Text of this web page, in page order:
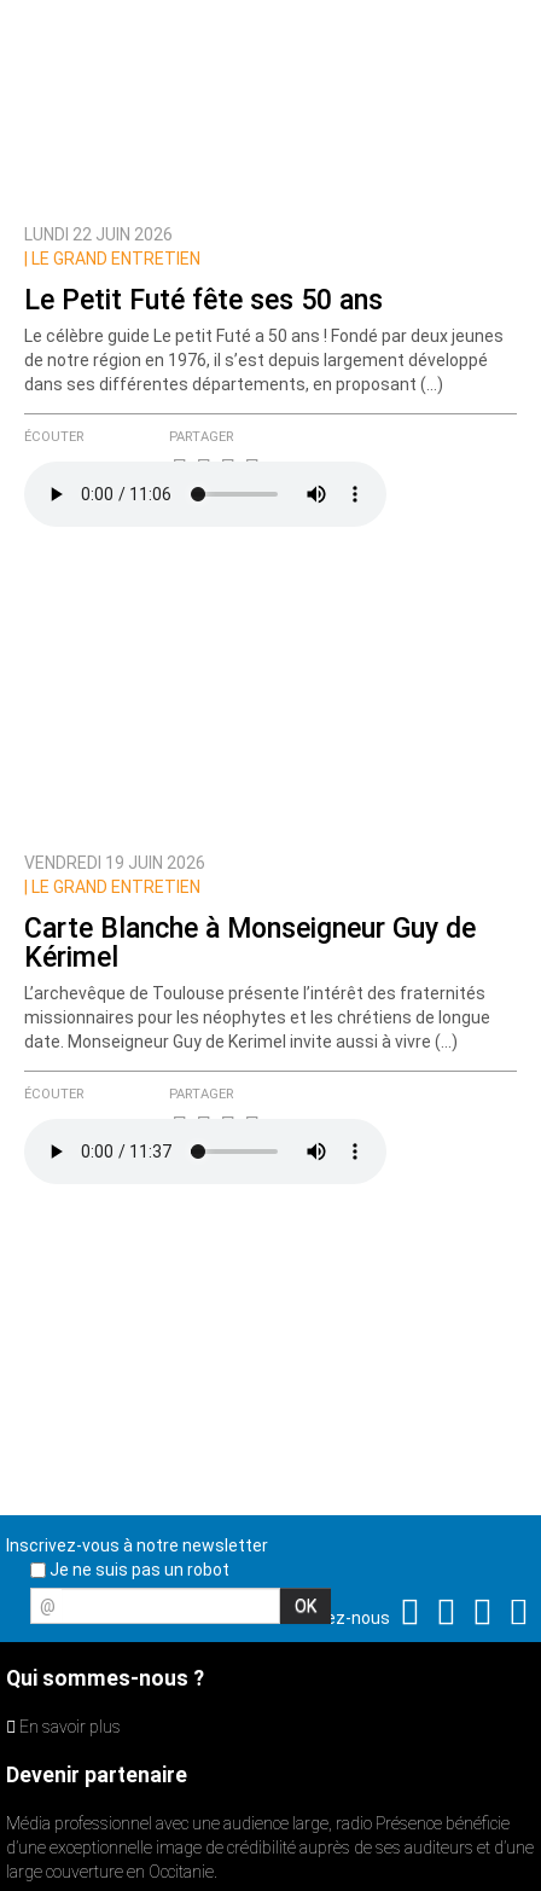
LUNDI 22 JUIN 2026
LE GRAND ENTRETIEN
Le Petit Futé fête ses 50 ans
Le célèbre guide Le petit Futé a 50 ans ! Fondé par deux jeunes
de notre région en 1976, il s’est depuis largement développé
dans ses différentes départements, en proposant (…)
ÉCOUTER PARTAGER
VENDREDI 19 JUIN 2026
LE GRAND ENTRETIEN
Carte Blanche à Monseigneur Guy de
Kérimel
L’archevêque de Toulouse présente l’intérêt des fraternités
missionnaires pour les néophytes et les chrétiens de longue
date. Monseigneur Guy de Kerimel invite aussi à vivre (…)
ÉCOUTER PARTAGER
Inscrivez-vous à notre newsletter
Je ne suis pas un robot
@
Suivez-nous
Qui sommes-nous ?
En savoir plus
Devenir partenaire
Média professionnel avec une audience large, radio Présence bénéficie
d’une exceptionnelle image de crédibilité auprès de ses auditeurs et d’une
large couverture en Occitanie.